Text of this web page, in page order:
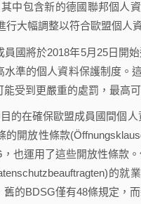
中包含新的德國聯邦個人
行大幅調整以符合歐盟個人
將於2018年5月25日開始
水準的個人資料保護制度。
能受到更嚴重的處罰，最高
在確保歐盟成員國間個人
的開放性條款
也運用了這些開放性條款
的
舊的BDSG僅有48條規定，